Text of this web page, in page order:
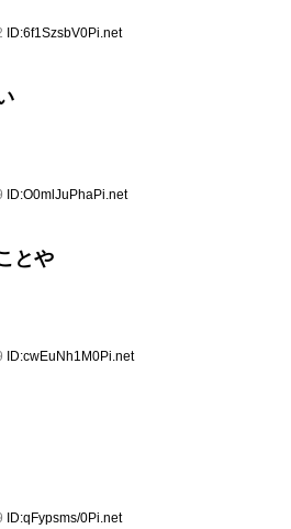
ID:6f1SzsbV0Pi.net
ID:O0mlJuPhaPi.net
とや
ID:cwEuNh1M0Pi.net
ID:qFypsms/0Pi.net